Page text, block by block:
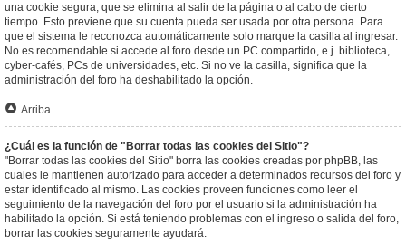
una cookie segura, que se elimina al salir de la página o al cabo de cierto
tiempo. Esto previene que su cuenta pueda ser usada por otra persona. Para
que el sistema le reconozca automáticamente solo marque la casilla al ingresar.
No es recomendable si accede al foro desde un PC compartido, e.j. biblioteca,
cyber-cafés, PCs de universidades, etc. Si no ve la casilla, significa que la
administración del foro ha deshabilitado la opción.
Arriba
¿Cuál es la función de "Borrar todas las cookies del Sitio"?
"Borrar todas las cookies del Sitio" borra las cookies creadas por phpBB, las
cuales le mantienen autorizado para acceder a determinados recursos del foro y
estar identificado al mismo. Las cookies proveen funciones como leer el
seguimiento de la navegación del foro por el usuario si la administración ha
habilitado la opción. Si está teniendo problemas con el ingreso o salida del foro,
borrar las cookies seguramente ayudará.